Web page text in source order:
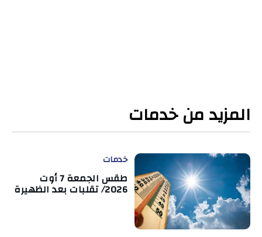
المزيد من خدمات
خدمات
طقس الجمعة 7 أوت
2026/ تقلبات بعد الظهيرة